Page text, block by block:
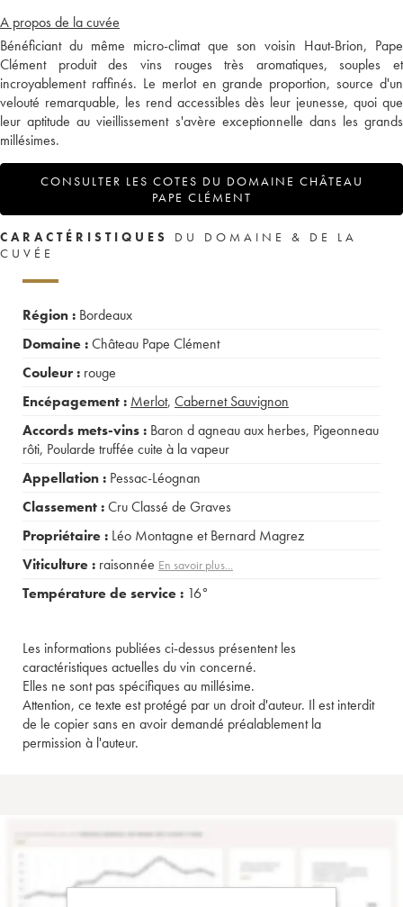
A propos de la cuvée
Bénéficiant du même micro-climat que son voisin Haut-Brion, Pape
Clément produit des vins rouges très aromatiques, souples et
incroyablement raffinés. Le merlot en grande proportion, source d'un
velouté remarquable, les rend accessibles dès leur jeunesse, quoi que
leur aptitude au vieillissement s'avère exceptionnelle dans les grands
millésimes.
CONSULTER LES COTES DU DOMAINE CHÂTEAU
PAPE CLÉMENT
CARACTÉRISTIQUES
DU DOMAINE & DE LA
CUVÉE
Région : Bordeaux
Domaine :Château Pape Clément
Couleur : rouge
Encépagement : Merlot, Cabernet Sauvignon
Accords mets-vins : Baron d agneau aux herbes, Pigeonneau
rôti, Poularde truffée cuite à la vapeur
Appellation : Pessac-Léognan
Classement :Cru Classé de Graves
Propriétaire : Léo Montagne et Bernard Magrez
Viticulture : raisonnée En savoir plus...
Température de service : 16°
Les informations publiées ci-dessus présentent les
caractéristiques actuelles du vin concerné.
Elles ne sont pas spécifiques au millésime.
Attention, ce texte est protégé par un droit d'auteur. Il est interdit
de le copier sans en avoir demandé préalablement la
permission à l'auteur.